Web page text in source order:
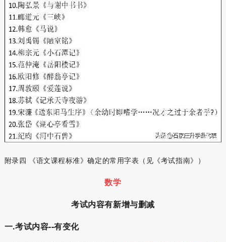
附录四 《语文课程标准》确定的常用字表（见《考试指南》）
数学
考试内容有新增与删减
一.考试内容--有变化